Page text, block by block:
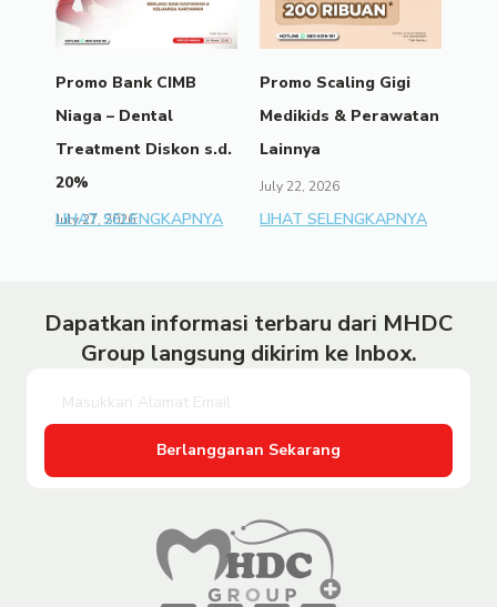
Promo Bank CIMB
Niaga – Dental
Treatment Diskon s.d.
20%
July 27, 2026
LIHAT SELENGKAPNYA
Promo Scaling Gigi
Medikids & Perawatan
Lainnya
July 22, 2026
LIHAT SELENGKAPNYA
Dapatkan informasi terbaru dari MHDC
Group langsung dikirim ke Inbox.
Berlangganan Sekarang